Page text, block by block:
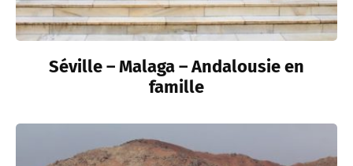
Séville – Malaga – Andalousie en
famille